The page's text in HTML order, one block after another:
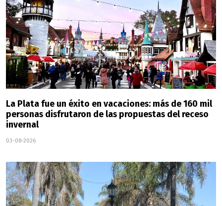
La Plata fue un éxito en vacaciones: más de 160 mil
personas disfrutaron de las propuestas del receso
invernal
03-08-2026